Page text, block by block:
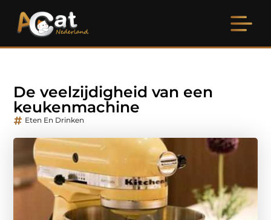
De veelzijdigheid van een
keukenmachine
Eten En Drinken